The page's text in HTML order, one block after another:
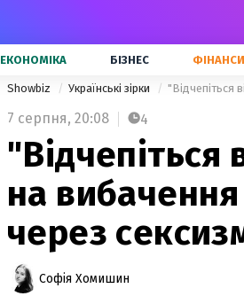
ЕКОНОМІКА БІЗНЕС ФІНАНСИ
Showbiz Українські зірки "Відчепіться
7 серпня, 20:08 4
"Відчепіться
на
через
Софія Хомишин